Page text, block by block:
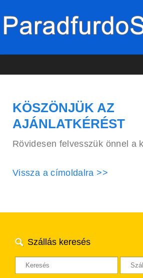
KÖSZÖNJÜK AZ
AJÁNLATKÉRÉST
Rövidesen felvesszük önnel a
Vissza a címoldalra >>
Szállás keresés